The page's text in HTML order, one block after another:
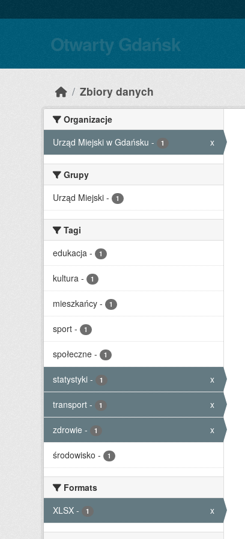
Otwarty Gdańsk
Zbiory danych
Organizacje
Urząd Miejski w Gdańsku - 1 x
Grupy
Urząd Miejski - 1
Tagi
edukacja - 1
kultura - 1
mieszkańcy - 1
sport - 1
społeczne - 1
statystyki - 1 x
transport - 1 x
zdrowie - 1 x
środowisko - 1
Formats
XLSX - 1 x